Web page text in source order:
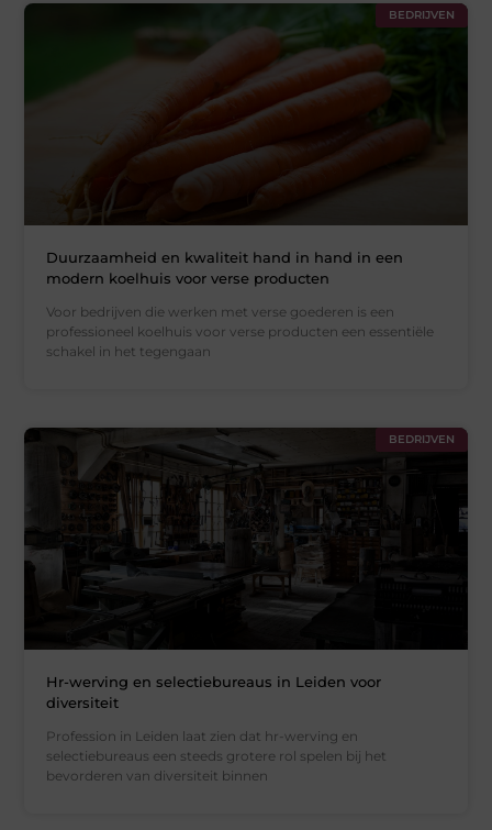
BEDRIJVEN
Duurzaamheid en kwaliteit hand in hand in een
modern koelhuis voor verse producten
Voor bedrijven die werken met verse goederen is een
professioneel koelhuis voor verse producten een essentiële
schakel in het tegengaan
BEDRIJVEN
Hr-werving en selectiebureaus in Leiden voor
diversiteit
Profession in Leiden laat zien dat hr-werving en
selectiebureaus een steeds grotere rol spelen bij het
bevorderen van diversiteit binnen